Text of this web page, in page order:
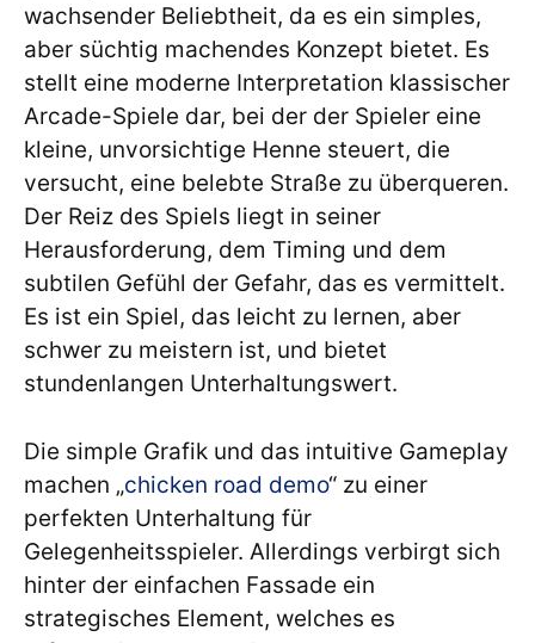
wachsender Beliebtheit, da es ein simples,
aber süchtig machendes Konzept bietet. Es
stellt eine moderne Interpretation klassischer
Arcade-Spiele dar, bei der der Spieler eine
kleine, unvorsichtige Henne steuert, die
versucht, eine belebte Straße zu überqueren.
Der Reiz des Spiels liegt in seiner
Herausforderung, dem Timing und dem
subtilen Gefühl der Gefahr, das es vermittelt.
Es ist ein Spiel, das leicht zu lernen, aber
schwer zu meistern ist, und bietet
stundenlangen Unterhaltungswert.
Die simple Grafik und das intuitive Gameplay
machen „chicken road demo“ zu einer
perfekten Unterhaltung für
Gelegenheitsspieler. Allerdings verbirgt sich
hinter der einfachen Fassade ein
strategisches Element, welches es